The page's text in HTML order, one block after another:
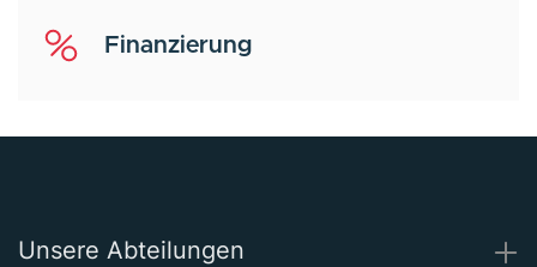
Finanzierung
Unsere Abteilungen